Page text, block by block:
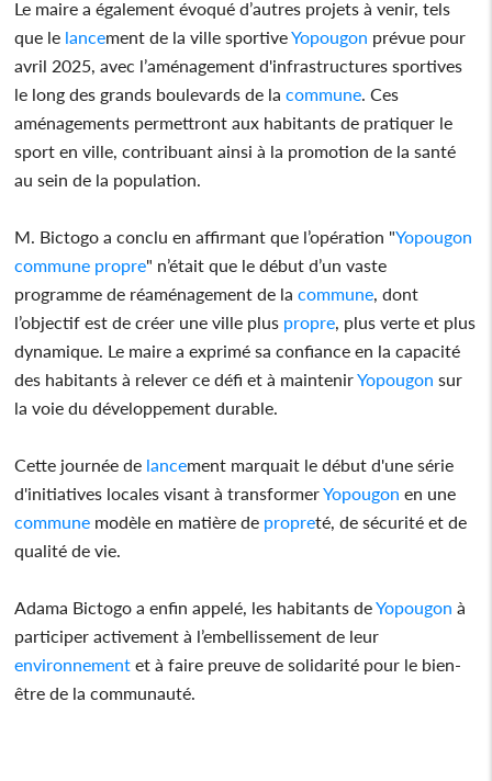
Le maire a également évoqué d’autres projets à venir, tels
que le lancement de la ville sportiveYopougon prévue pour
avril 2025, avec l’aménagement d'infrastructures sportives
le long des grands boulevards de la commune . Ces
aménagements permettront aux habitants de pratiquer le
sport en ville, contribuant ainsi à la promotion de la santé
au sein de la population.
M. Bictogo a conclu en affirmant que l’opération "Yopougon
commune propre" n’était que le début d’un vaste
programme de réaménagement de la commune , dont
l’objectif est de créer une ville plus propre , plus verte et plus
dynamique. Le maire a exprimé sa confiance en la capacité
des habitants à relever ce défi et à maintenirYopougon sur
la voie du développement durable.
Cette journée de lancement marquait le début d'une série
d'initiatives locales visant à transformerYopougon en une
commune modèle en matière de propreté, de sécurité et de
qualité de vie.
Adama Bictogo a enfin appelé, les habitants deYopougon à
participer activement à l’embellissement de leur
environnement et à faire preuve de solidarité pour le bien-
être de la communauté.